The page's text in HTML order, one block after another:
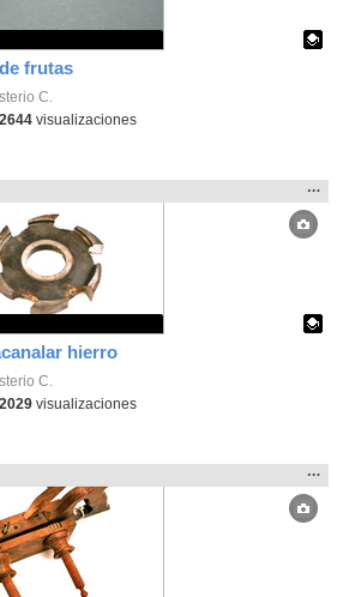
frutas
C.
2644 visualizaciones
hierro
en:
la
…
C.
2029 visualizaciones
en:
la
…